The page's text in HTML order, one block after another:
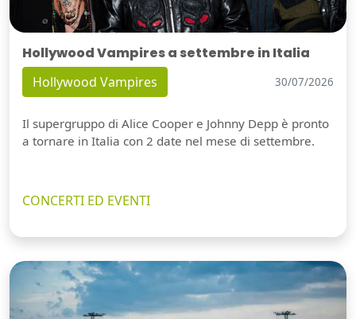
Hollywood Vampires a settembre in Italia
Hollywood Vampires 30/07/2026
Il supergruppo di Alice Cooper e Johnny Depp è pronto
a tornare in Italia con 2 date nel mese di settembre.
CONCERTI ED EVENTI